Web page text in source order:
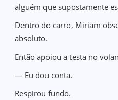
alguém que supostamente
Dentro do carro, Miriam
absoluto.
Então apoiou a testa no
— Eu dou conta.
Respirou fundo.